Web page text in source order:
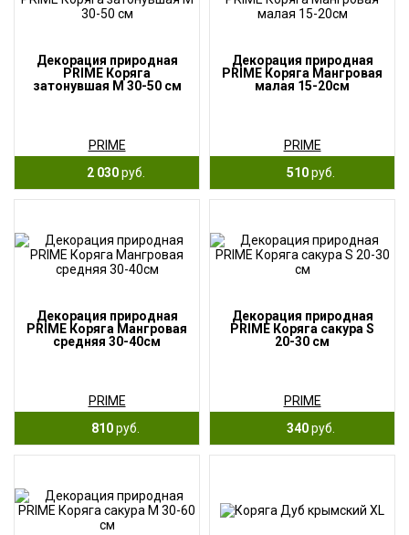
Декорация природная
PRIME Коряга
затонувшая М 30-50 см
PRIME
2 030руб.
Декорация природная
PRIME Коряга Мангровая
малая 15-20см
PRIME
510руб.
Декорация природная
PRIME Коряга Мангровая
средняя 30-40см
PRIME
810руб.
Декорация природная
PRIME Коряга сакура S
20-30 см
PRIME
340руб.